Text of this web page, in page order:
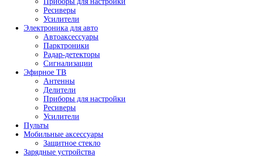
Ресиверы
Усилители
Электроника для авто
Автоаксессуары
Парктроники
Радар-детекторы
Сигнализации
Эфирное ТВ
Антенны
Делители
Приборы для настройки
Ресиверы
Усилители
Пульты
Мобильные аксессуары
Защитное стекло
Зарядные устройства